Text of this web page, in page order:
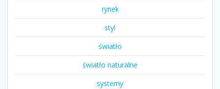
rynek
styl
światło
światło naturalne
systemy